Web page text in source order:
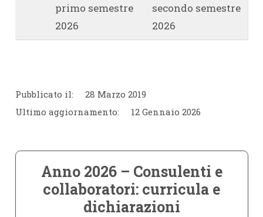
primo semestre
2026
secondo semestre
2026
Pubblicato il:
28 Marzo 2019
Ultimo aggiornamento:
12 Gennaio 2026
Anno 2026 – Consulenti e
collaboratori: curricula e
dichiarazioni